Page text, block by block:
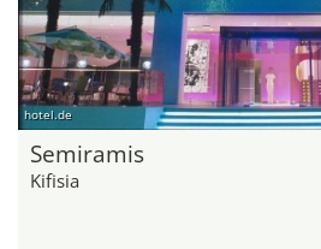
hotel.de
Semiramis
Kifisia